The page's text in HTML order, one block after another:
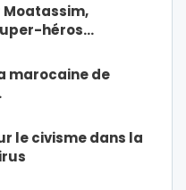
Moatassim,
héros…
marocaine de
le civisme dans la